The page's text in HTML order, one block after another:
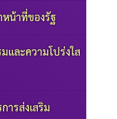
หน้าที่ของรัฐ
และความโปร่งใส
ารส่งเสริม